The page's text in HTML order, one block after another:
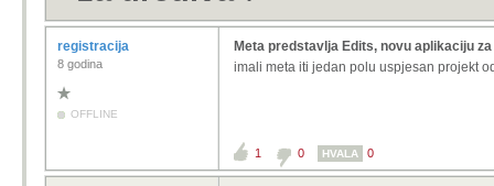
registracija
8 godina
OFFLINE
Meta predstavlja Edits, novu aplikaciju
imali meta iti jedan polu uspjesan projekt
1 0 HVALA 0